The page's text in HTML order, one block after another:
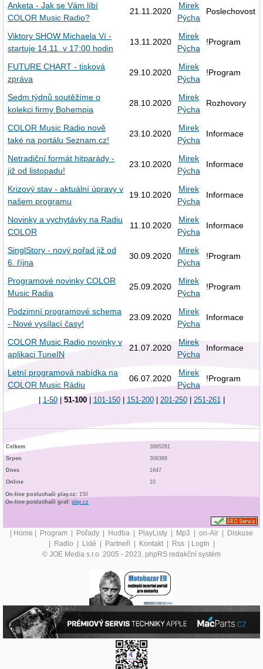
Anketa - Jak se Vám líbí
COLOR Music Radio?
21.11.2020
Mirek
Pýcha
Poslechovost
Viktory SHOW Michaela Ví -
startuje 14.11. v 17:00 hodin
13.11.2020
Mirek
Pýcha
!Program
FUTURE CHART - tisková
zpráva
29.10.2020
Mirek
Pýcha
!Program
Sedm týdnů soutěžíme o
kolekci firmy Bohempia
28.10.2020
Mirek
Pýcha
Rozhovory
COLOR Music Radio nově
také na portálu Seznam.cz!
23.10.2020
Mirek
Pýcha
Informace
Netradiční formát hitparády -
již od listopadu!
23.10.2020
Mirek
Pýcha
Informace
Krizový stav - aktuální úpravy v
našem programu
19.10.2020
Mirek
Pýcha
Informace
Novinky a vychytávky na Radiu
COLOR
11.10.2020
Mirek
Pýcha
Informace
SinglStory - nový pořad již od
6. října
30.09.2020
Mirek
Pýcha
!Program
Programové novinky COLOR
Music Radia
25.09.2020
Mirek
Pýcha
!Program
Podzimní programové schema
- Nové vysílací časy!
23.09.2020
Mirek
Pýcha
Informace
COLOR Music Radio novinky v
aplikaci TuneIN
21.07.2020
Mirek
Pýcha
Informace
Letní programová nabídka na
COLOR Music Rádiu
06.07.2020
Mirek
Pýcha
!Program
1-50|51-100| 101-150| 151-200| 201-250| 251-261|
Celkem
3995281
Srpen
306368
Dnes
1647
Online
10
On-line posluchači play.cz: 150
On-line posluchači graf: play.cz
Home Program Pořady Hudba PlayListy Mp3 on-Air
Diskuse
Radio Lidé Partneři Kontakt Rss LogIn
© JOE Media s.r.o. 2005 - 2023, phpRS redakční systém